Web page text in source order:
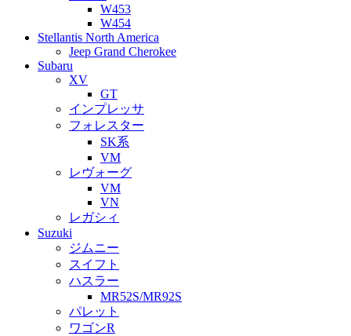
W453
W454
Stellantis North America
Jeep Grand Cherokee
Subaru
XV
GT
インプレッサ
フォレスター
SK系
VM
レヴォーグ
VM
VN
レガシィ
Suzuki
ジムニー
スイフト
ハスラー
MR52S/MR92S
パレット
ワゴンR